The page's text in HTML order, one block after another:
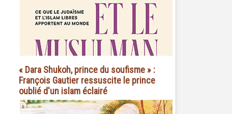
« Dara Shukoh, prince du soufisme » :
François Gautier ressuscite le prince
oublié d'un islam éclairé